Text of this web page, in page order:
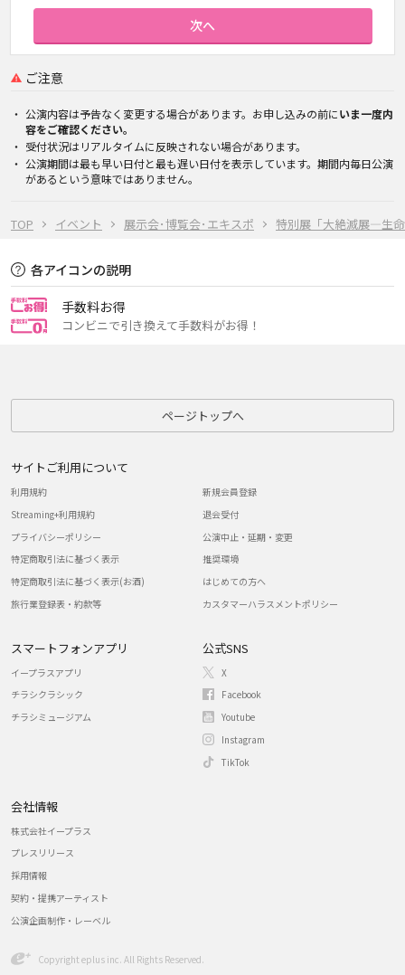
TOP イベント 展示会･博覧会･エキスポ 特別展「大絶滅展―生
次へ
ご注意
公演内容は予告なく変更する場合があります。お申し込みの前にいま一度内
容をご確認ください。
受付状況はリアルタイムに反映されない場合があります。
公演期間は最も早い日付と最も遅い日付を表示しています。期間内毎日公演
があるという意味ではありません。
各アイコンの説明
手数料お得
コンビニで引き換えて手数料がお得！
ページトップへ
サイトご利用について
利用規約
Streaming+利用規約
プライバシーポリシー
特定商取引法に基づく表示
特定商取引法に基づく表示(お酒)
旅行業登録表・約款等
新規会員登録
退会受付
公演中止・延期・変更
推奨環境
はじめての方へ
カスタマーハラスメントポリシー
スマートフォンアプリ
イープラスアプリ
チラシクラシック
チラシミュージアム
公式SNS
X
Facebook
Youtube
Instagram
TikTok
会社情報
株式会社イープラス
プレスリリース
採用情報
契約・提携アーティスト
公演企画制作・レーベル
Copyright eplus inc. All Rights Reserved.